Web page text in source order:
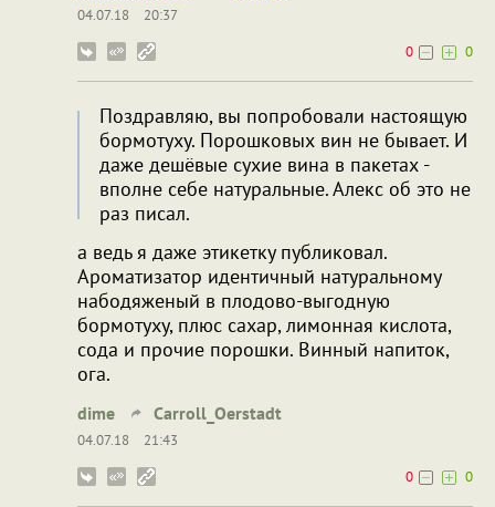
04.07.18
20:37
0
0
Поздравляю, вы попробовали настоящую
бормотуху. Порошковых вин не бывает. И
даже дешёвые сухие вина в пакетах -
вполне себе натуральные. Алекс об это не
раз писал.
а ведь я даже этикетку публиковал.
Ароматизатор идентичный натуральному
набодяженый в плодово-выгодную
бормотуху, плюс сахар, лимонная кислота,
сода и прочие порошки. Винный напиток,
ога.
dime Carroll_Oerstadt
04.07.18
21:43
0
0